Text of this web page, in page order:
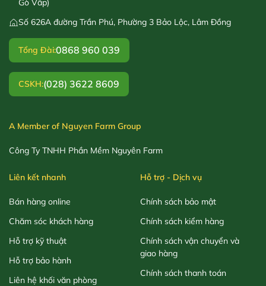
Gò Vấp)
Số 626A đường Trần Phú, Phường 3 Bảo Lộc, Lâm Đồng
Tổng Đài:0868 960 039
CSKH:(028) 3622 8609
A Member of Nguyen Farm Group
Công Ty TNHH Phần Mềm Nguyên Farm
Liên kết nhanh
Bán hàng online
Chăm sóc khách hàng
Hỗ trợ kỹ thuật
Hỗ trợ bảo hành
Liên hệ khối văn phòng
Hỗ trợ - Dịch vụ
Chính sách bảo mật
Chính sách kiểm hàng
Chính sách vận chuyển và
giao hàng
Chính sách thanh toán